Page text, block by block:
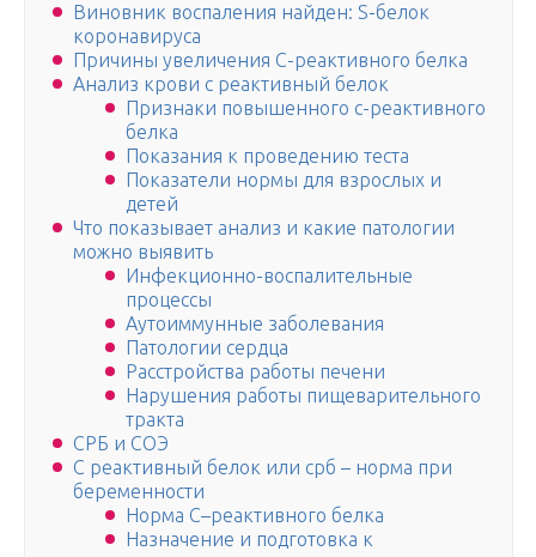
Виновник воспаления найден: S-белок
коронавируса
Причины увеличения С-реактивного белка
Анализ крови с реактивный белок
Признаки повышенного c-реактивного
белка
Показания к проведению теста
Показатели нормы для взрослых и
детей
Что показывает анализ и какие патологии
можно выявить
Инфекционно-воспалительные
процессы
Аутоиммунные заболевания
Патологии сердца
Расстройства работы печени
Нарушения работы пищеварительного
тракта
СРБ и СОЭ
С реактивный белок или срб – норма при
беременности
Норма С–реактивного белка
Назначение и подготовка к